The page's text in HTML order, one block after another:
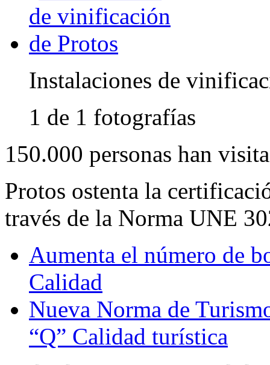
Instalaciones de
1 de 1 fotografías
150.000 personas han
Protos ostenta la
través de la Norma UNE
Aumenta el número de
Calidad
Nueva Norma de
“Q” Calidad turística